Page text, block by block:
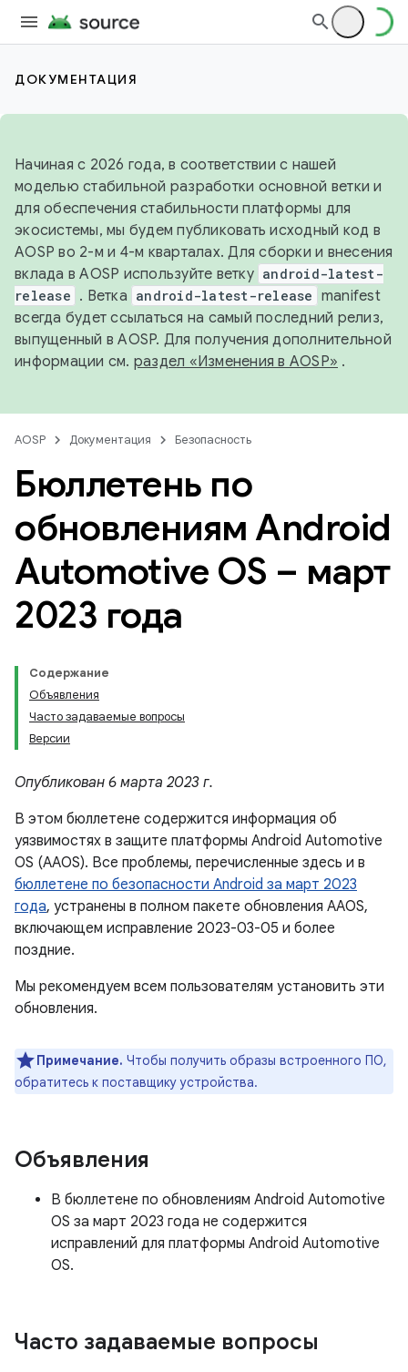
ДОКУМЕНТАЦИЯ
Начиная с 2026 года, в соответствии с нашей
моделью стабильной разработки основной ветки и
для обеспечения стабильности платформы для
экосистемы, мы будем публиковать исходный код в
AOSP во 2-м и 4-м кварталах. Для сборки и внесения
вклада в AOSP используйте ветку android-latest-
release . Ветка android-latest-release manifest
всегда будет ссылаться на самый последний релиз,
выпущенный в AOSP. Для получения дополнительной
информации см. раздел «Изменения в AOSP» .
AOSP Документация Безопасность
Бюллетень по
обновлениям Android
Automotive OS – март
2023 года
Содержание
Объявления
Часто задаваемые вопросы
Версии
Опубликован 6 марта 2023 г.
В этом бюллетене содержится информация об
уязвимостях в защите платформы Android Automotive
OS (AAOS). Все проблемы, перечисленные здесь и в
бюллетене по безопасности Android за март 2023
года, устранены в полном пакете обновления AAOS,
включающем исправление 2023-03-05 и более
поздние.
Мы рекомендуем всем пользователям установить эти
обновления.
Примечание. Чтобы получить образы встроенного ПО,
обратитесь к поставщику устройства.
Объявления
В бюллетене по обновлениям Android Automotive
OS за март 2023 года не содержится
исправлений для платформы Android Automotive
OS.
Часто задаваемые вопросы